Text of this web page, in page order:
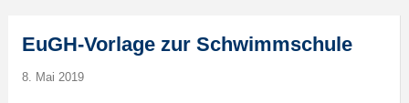
EuGH-Vorlage zur Schwimmschule
8. Mai 2019